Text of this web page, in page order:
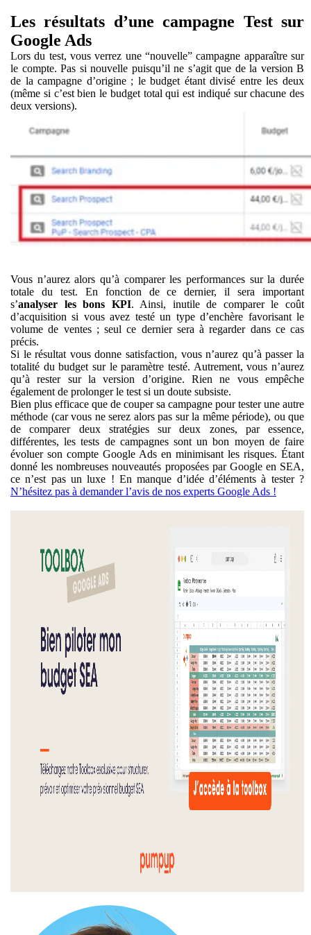
Les résultats d’une campagne Test sur
Google Ads
Lors du test, vous verrez une “nouvelle” campagne apparaître sur
le compte. Pas si nouvelle puisqu’il ne s’agit que de la version B
de la campagne d’origine ; le budget étant divisé entre les deux
(même si c’est bien le budget total qui est indiqué sur chacune des
deux versions).
Vous n’aurez alors qu’à comparer les performances sur la durée
totale du test. En fonction de ce dernier, il sera important
s’analyser les bons KPI. Ainsi, inutile de comparer le coût
d’acquisition si vous avez testé un type d’enchère favorisant le
volume de ventes ; seul ce dernier sera à regarder dans ce cas
précis.
Si le résultat vous donne satisfaction, vous n’aurez qu’à passer la
totalité du budget sur le paramètre testé. Autrement, vous n’aurez
qu’à rester sur la version d’origine. Rien ne vous empêche
également de prolonger le test si un doute subsiste.
Bien plus efficace que de couper sa campagne pour tester une autre
méthode (car vous ne serez alors pas sur la même période), ou que
de comparer deux stratégies sur deux zones, par essence,
différentes, les tests de campagnes sont un bon moyen de faire
évoluer son compte Google Ads en minimisant les risques. Étant
donné les nombreuses nouveautés proposées par Google en SEA,
ce n’est pas un luxe ! En manque d’idée d’éléments à tester ?
N’hésitez pas à demander l’avis de nos experts Google Ads !